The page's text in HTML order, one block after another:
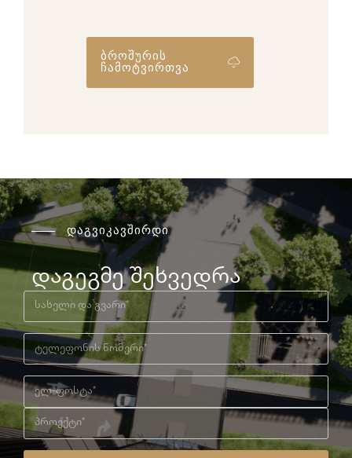
ბროშურის
ჩამოტვირთვა
დაგვიკავშირდი
დაგეგმე შეხვედრა